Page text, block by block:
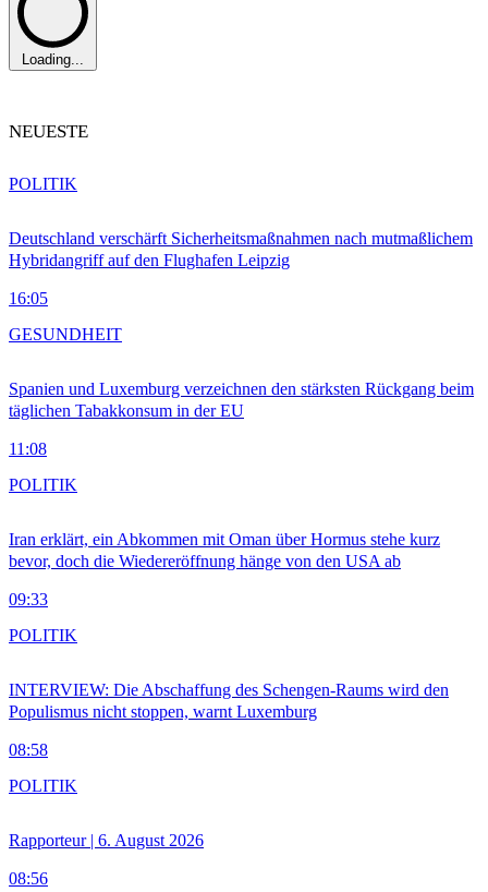
Loading...
NEUESTE
Deutschland verschärft Sicherheitsmaßnahmen nach mutmaßlichem
Hybridangriff auf den Flughafen Leipzig
16:05
POLITIK
Spanien und Luxemburg verzeichnen den stärksten Rückgang beim
täglichen Tabakkonsum in der EU
11:08
GESUNDHEIT
Iran erklärt, ein Abkommen mit Oman über Hormus stehe kurz
bevor, doch die Wiedereröffnung hänge von den USA ab
09:33
POLITIK
INTERVIEW: Die Abschaffung des Schengen-Raums wird den
Populismus nicht stoppen, warnt Luxemburg
08:58
POLITIK
Rapporteur | 6. August 2026
08:56
POLITIK